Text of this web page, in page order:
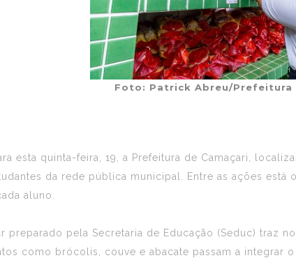
Foto: Patrick Abreu/Prefeitura
esta quinta-feira, 19, a Prefeitura de Camaçari,
da rede pública municipal. Entre as ações
aluno.
preparado pela Secretaria de Educação (Seduc) traz
como brócolis, couve e abacate passam a integrar